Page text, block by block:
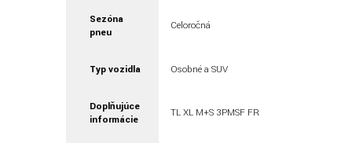
Sezóna
pneu
Celoročná
Typ vozidla Osobné a SUV
Doplňujúce
informácie
TL XL M+S 3PMSF FR